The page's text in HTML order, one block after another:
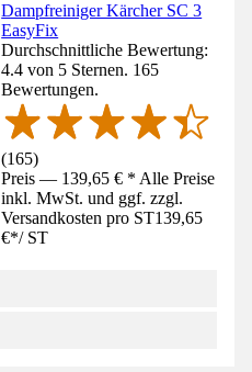
Dampfreiniger Kärcher SC 3
EasyFix
Durchschnittliche Bewertung:
4.4 von 5 Sternen. 165
Bewertungen.
(165)
Preis — 139,65 € * Alle Preise
inkl. MwSt. und ggf. zzgl.
Versandkosten pro ST139,65
€*/ ST